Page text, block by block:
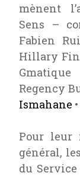
mènent
Sens –
Fabien
Hillary
Regency
Ismahane •
Pour leur
général,
du